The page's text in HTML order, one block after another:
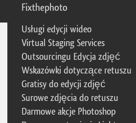
Fixthephoto
Usługi edycji wideo
Virtual Staging Services
Outsourcingu Edycja zdjęć
Wskazówki dotyczące retuszu
Gratisy do edycji zdjęć
Surowe zdjęcia do retuszu
Darmowe akcje Photoshop